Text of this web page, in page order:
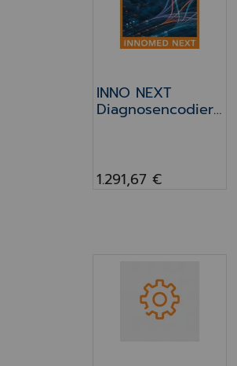
INNO NEXT
Diagnosencodieru
1.291,67 €
INNO Arbeitszeit